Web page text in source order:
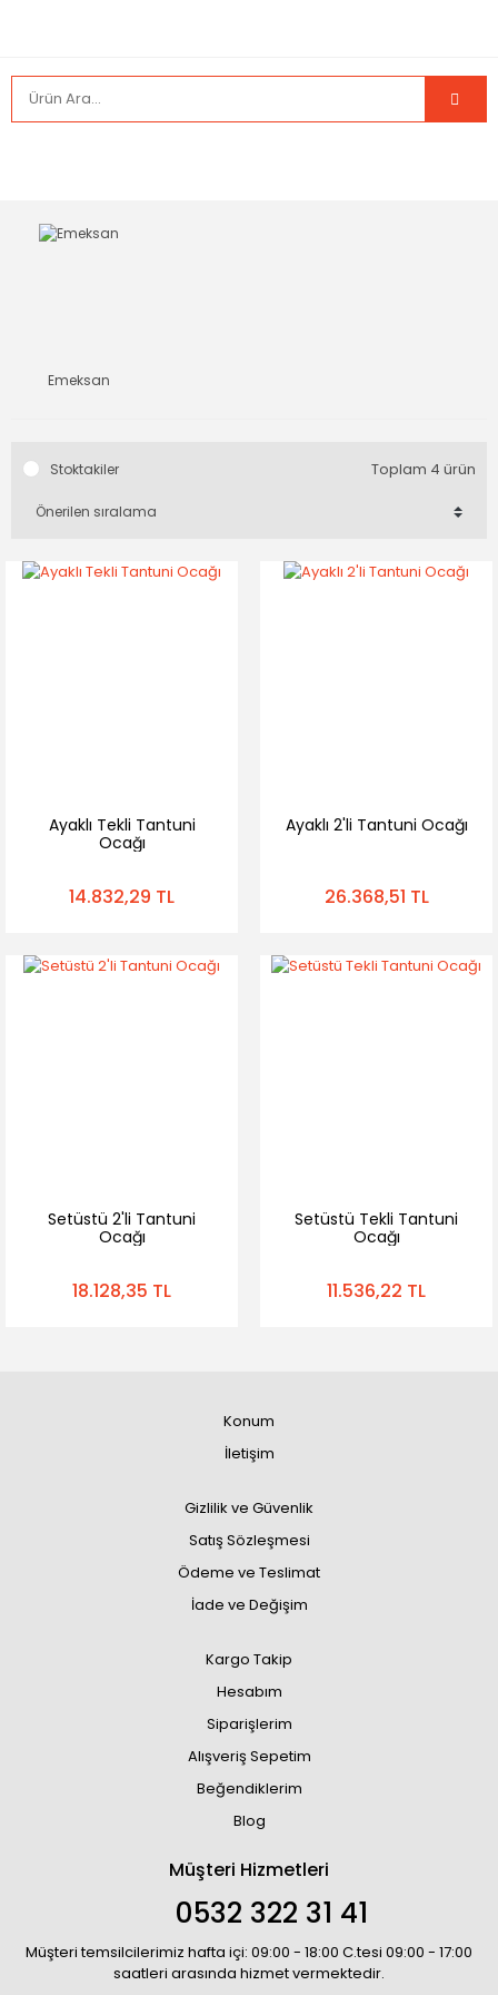
Emeksan
Stoktakiler Toplam 4 ürün
Ayaklı Tekli Tantuni
Ocağı
14.832,29 TL
Ayaklı 2'li Tantuni Ocağı
26.368,51 TL
Setüstü 2'li Tantuni
Ocağı
18.128,35 TL
Setüstü Tekli Tantuni
Ocağı
11.536,22 TL
Konum
İletişim
Gizlilik ve Güvenlik
Satış Sözleşmesi
Ödeme ve Teslimat
İade ve Değişim
Kargo Takip
Hesabım
Siparişlerim
Alışveriş Sepetim
Beğendiklerim
Blog
Müşteri Hizmetleri
0532 322 31 41
Müşteri temsilcilerimiz hafta içi: 09:00 - 18:00 C.tesi 09:00 - 17:00
saatleri arasında hizmet vermektedir.